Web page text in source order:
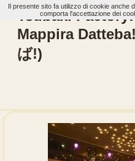
Tsubaki
Mappira
ば!)
Home
Il presente sito fa utilizzo di cookie anche
comporta l'accettazione dei